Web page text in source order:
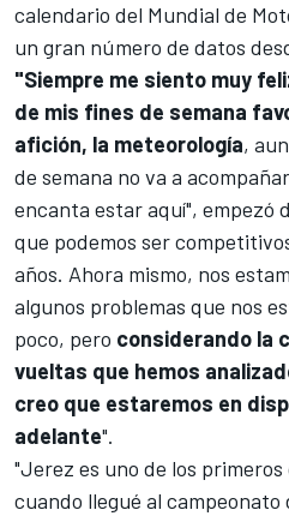
calendario del Mundial de
un gran número de datos
"Siempre me siento muy
de mis fines de semana
afición, la meteorología,
de semana no va a
encanta estar aquí", empezó
que podemos ser
años. Ahora mismo, nos
algunos problemas que nos
poco, pero considerando la
vueltas que hemos
creo que estaremos en
adelante".
"Jerez es uno de los
cuando llegué al campeonato